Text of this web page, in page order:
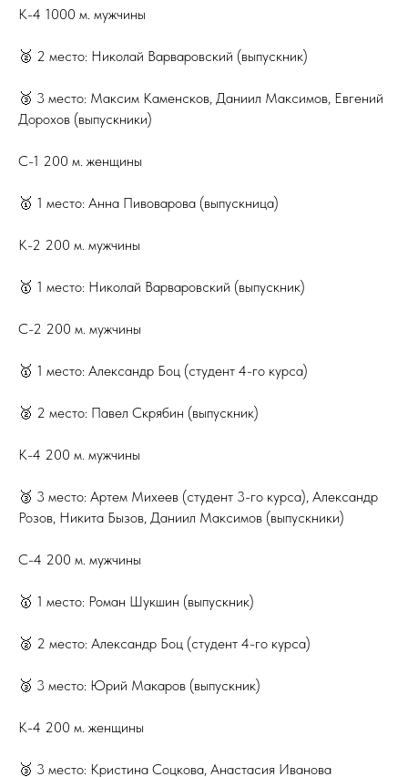
К-4 1000 м. мужчины
🥈 2 место: Николай Варваровский (выпускник)
🥉 3 место: Максим Каменсков, Даниил Максимов, Евгений
Дорохов (выпускники)
С-1 200 м. женщины
🥇 1 место: Анна Пивоварова (выпускница)
К-2 200 м. мужчины
🥇 1 место: Николай Варваровский (выпускник)
С-2 200 м. мужчины
🥇 1 место: Александр Боц (студент 4-го курса)
🥈 2 место: Павел Скрябин (выпускник)
К-4 200 м. мужчины
🥉 3 место: Артем Михеев (студент 3-го курса), Александр
Розов, Никита Бызов, Даниил Максимов (выпускники)
С-4 200 м. мужчины
🥇 1 место: Роман Шукшин (выпускник)
🥈 2 место: Александр Боц (студент 4-го курса)
🥉 3 место: Юрий Макаров (выпускник)
К-4 200 м. женщины
🥉 3 место: Кристина Соцкова, Анастасия Иванова